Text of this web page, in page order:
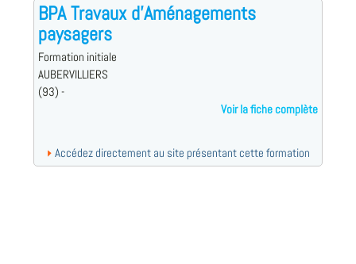
BPA Travaux d'Aménagements
paysagers
Formation initiale
AUBERVILLIERS
(93) -
Voir la fiche complète
Accédez directement au site présentant cette formation